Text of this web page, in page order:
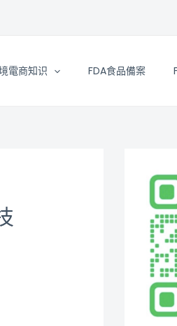
電商知识 FDA食品備案